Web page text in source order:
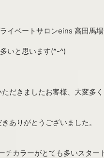
イベートサロンeins 高田馬
いと思います(^-^)
だきましたお客様、大変多
ありがとうございました。
チカラーがとても多いスター